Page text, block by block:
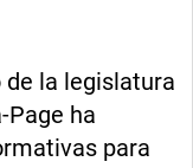
de la legislatura
Page ha
para